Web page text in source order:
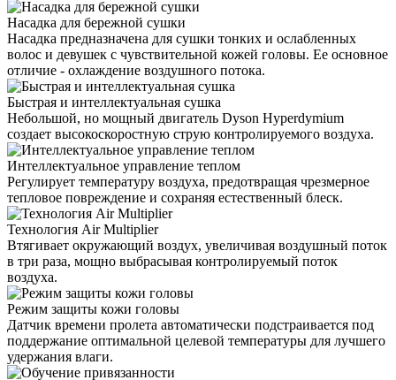
Насадка для бережной сушки
Насадка предназначена для сушки тонких и ослабленных
волос и девушек с чувствительной кожей головы. Ее основное
отличие - охлаждение воздушного потока.
Быстрая и интеллектуальная сушка
Небольшой, но мощный двигатель Dyson Hyperdymium
создает высокоскоростную струю контролируемого воздуха.
Интеллектуальное управление теплом
Регулирует температуру воздуха, предотвращая чрезмерное
тепловое повреждение и сохраняя естественный блеск.
Технология Air Multiplier
Втягивает окружающий воздух, увеличивая воздушный поток
в три раза, мощно выбрасывая контролируемый поток
воздуха.
Режим защиты кожи головы
Датчик времени пролета автоматически подстраивается под
поддержание оптимальной целевой температуры для лучшего
удержания влаги.